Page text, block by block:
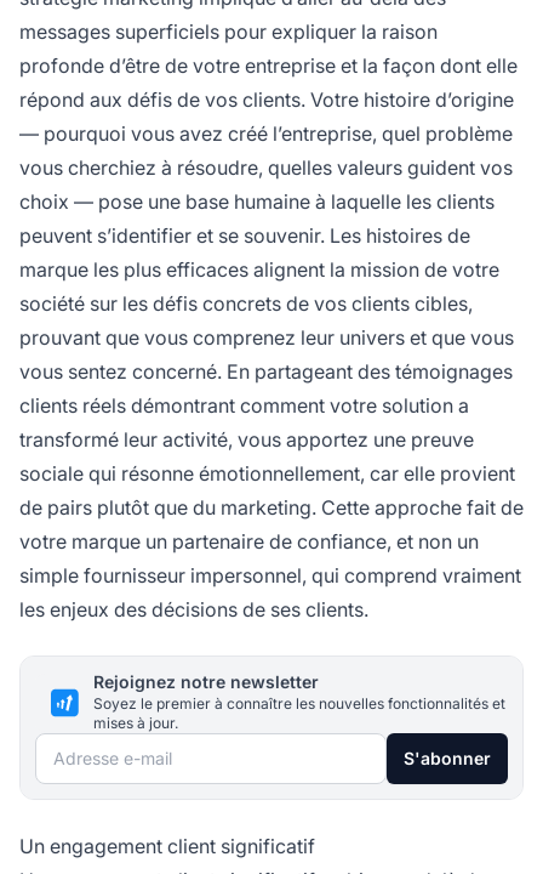
messages superficiels pour expliquer la raison
profonde d’être de votre entreprise et la façon dont elle
répond aux défis de vos clients. Votre histoire d’origine
— pourquoi vous avez créé l’entreprise, quel problème
vous cherchiez à résoudre, quelles valeurs guident vos
choix — pose une base humaine à laquelle les clients
peuvent s’identifier et se souvenir. Les histoires de
marque les plus efficaces alignent la mission de votre
société sur les défis concrets de vos clients cibles,
prouvant que vous comprenez leur univers et que vous
vous sentez concerné. En partageant des témoignages
clients réels démontrant comment votre solution a
transformé leur activité, vous apportez une preuve
sociale qui résonne émotionnellement, car elle provient
de pairs plutôt que du marketing. Cette approche fait de
votre marque un partenaire de confiance, et non un
simple fournisseur impersonnel, qui comprend vraiment
les enjeux des décisions de ses clients.
Rejoignez notre newsletter
Soyez le premier à connaître les nouvelles fonctionnalités et
mises à jour.
Adresse e-mail S'abonner
Un engagement client significatif